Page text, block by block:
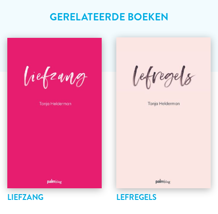
GERELATEERDE BOEKEN
LIEFZANG LEFREGELS